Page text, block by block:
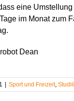
eine
im Monat zum
Dean
Sport und Freizeit,